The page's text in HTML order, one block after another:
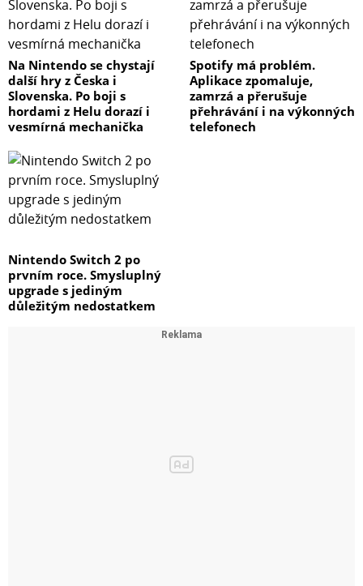
Na Nintendo se chystají
další hry z Česka i
Slovenska. Po boji s
hordami z Helu dorazí i
vesmírná mechanička
Spotify má problém.
Aplikace zpomaluje,
zamrzá a přerušuje
přehrávání i na výkonných
telefonech
Nintendo Switch 2 po
prvním roce. Smysluplný
upgrade s jediným
důležitým nedostatkem